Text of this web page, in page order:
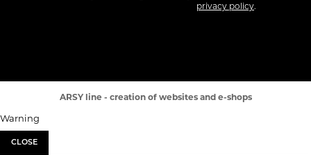
privacy policy.
ARSY line - creation of websites and e-shops
Warning
CLOSE